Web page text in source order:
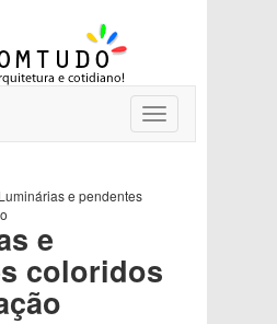
Toggle
navigation
Luminárias e pendentes
e
coloridos